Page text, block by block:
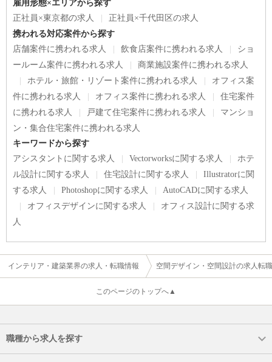
雇用形態×エリアから探す
正社員×東京都の求人
正社員×千代田区の求人
携われる対応案件から探す
店舗案件に携われる求人
飲食店案件に携われる求人
ショ
ールーム案件に携われる求人
商業施設案件に携われる求人
ホテル・旅館・リゾート案件に携われる求人
オフィス案
件に携われる求人
オフィス案件に携われる求人
住宅案件
に携われる求人
戸建て住宅案件に携われる求人
マンショ
ン・集合住宅案件に携われる求人
キーワードから探す
アシスタントに関する求人
Vectorworksに関する求人
ホテ
ル設計に関する求人
住宅設計に関する求人
Illustratorに関
する求人
Photoshopに関する求人
AutoCADに関する求人
オフィスデザインに関する求人
オフィス設計に関する求
人
インテリア・建築業界の求人・転職情報 空間デザイン・空間設計の求人転
このページのトップへ▲
職種から求人を探す